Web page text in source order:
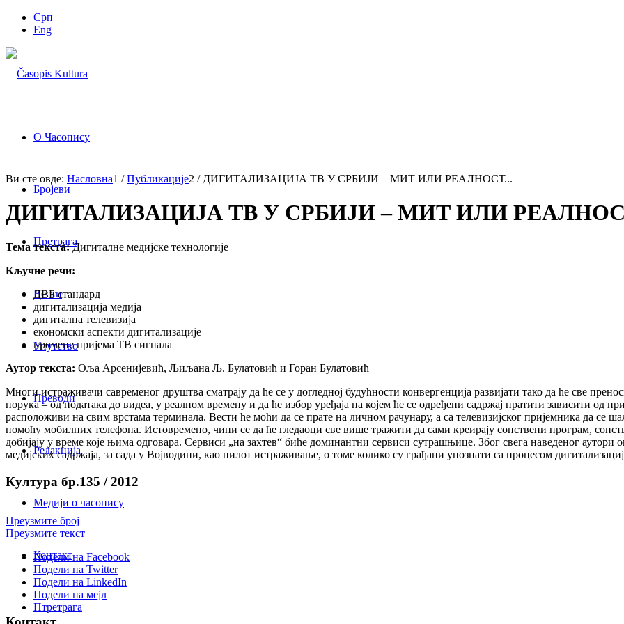
Срп
Eng
О Часопису
Бројеви
Претрага
Вести
Упутство
Преводи
Редакција
Медији о часопису
Контакт
Птретрага
Ви сте овде: Насловна1 / Публикације2 / ДИГИТАЛИЗАЦИЈА ТВ У СРБИЈИ – МИТ ИЛИ РЕАЛНОСТ...
ДИГИТАЛИЗАЦИЈА ТВ У СРБИЈИ – МИТ ИЛИ
Тема текста:Дигиталне медијске технологије
Кључне речи:
ДВБ стандард
дигитализација медија
дигитална телевизија
економски аспекти дигитализације
промене пријема ТВ сигнала
Аутор текста: Оља Арсенијевић, Љиљана Љ. Булатовић и Горан Булатовић
Многи истраживачи савременог друштва сматрају да ће се у догледној будућности конвергенција развијати тако да ће све
порука – од података до видеа, у реалном времену и да ће избор уређаја на којем ће се одређени садржај пратити зависити од
расположиви на свим врстама терминала. Вести ће моћи да се прате на личном рачунару, а са телевизијског пријемника да се
помоћу мобилних телефона. Истовремено, чини се да ће гледаоци све више тражити да сами креирају сопствени програм,
добијају у време које њима одговара. Сервиси „на захтев“ биће доминантни сервиси сутрашњице. Због свега наведеног
медијских садржаја, за сада у Војводини, као пилот истраживање, о томе колико су грађани упознати са процесом
Култура бр.135 / 2012
Преузмите број
Преузмите текст
Подели на Facebook
Подели на Twitter
Подели на LinkedIn
Подели на мејл